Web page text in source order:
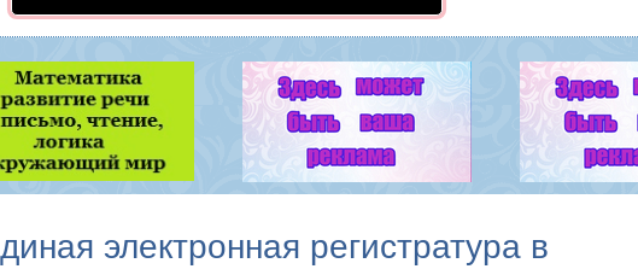
электронная регистратура в